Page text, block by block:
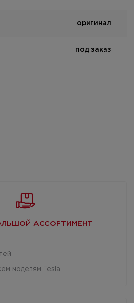
оригинал
под заказ
АССОРТИМЕНТ
моделям Tesla